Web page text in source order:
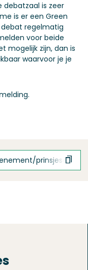
debatzaal is zeer
is er een Green
regelmatig
voor beide
mogelijk zijn, dan is
waarvoor je je